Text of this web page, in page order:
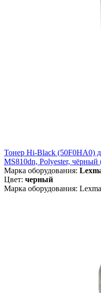
Тонер Hi-Black (50F0HA0)
MS810dn, Polyester, чёрный
Марка оборудования:
Цвет: черный
Марка оборудования: